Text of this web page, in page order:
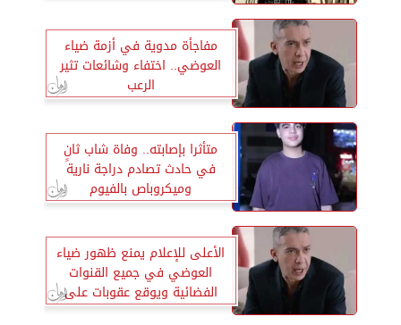
مفاجأة مدوية في أزمة ضياء
العوضي.. اختفاء وشائعات تثير
الرعب
متأثرا بإصابته.. وفاة شاب ثانٍ
في حادث تصادم دراجة نارية
وميكروباص بالفيوم
الأعلى للإعلام يمنع ظهور ضياء
العوضي في جميع القنوات
الفضائية ويوقع عقوبات على
عدد من الوسائل الإعلامية